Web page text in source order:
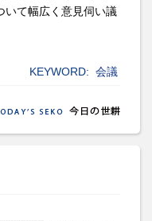
いて幅広く意見伺い議
KEYWORD: 会議